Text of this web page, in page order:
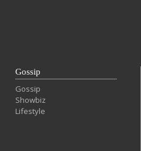
Gossip
Gossip
Showbiz
Lifestyle